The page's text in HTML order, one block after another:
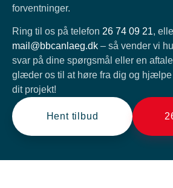
forventninger.
Ring til os på telefon 26 74 09 21,
mail@bbcanlaeg.dk – så vender vi
svar på dine spørgsmål eller en
glæder os til at høre fra dig og hjælpe
dit projekt!
Hent tilbud